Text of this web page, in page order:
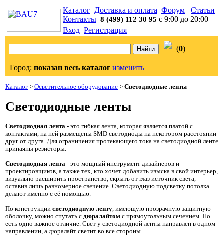
Каталог Доставка и оплата Форум
Статьи
Контакты 8 (499) 112 30 95 с 9:00 до 20:00
Вход Регистрация
(0)
Город: показан весь каталог изменить
Каталог > Осветительное оборудование > Светодиодные ленты
Светодиодные ленты
Светодиодная лента - это гибкая лента, которая является платой с
контактами, на ней размещены SMD светодиоды на некотором расстоянии
друг от друга. Для ограничения протекающего тока на светодиодной ленте
припаяны резисторы.
Светодиодная лента - это мощный инструмент дизайнеров и
проектировщиков, а также тех, кто хочет добавить изыска в свой интерьер,
визуально расширить пространство, скрыть от глаз источник света,
оставив лишь равномерное свечение. Светодиодную подсветку потолка
делают именно с её помощью.
По конструкции светодиодную ленту, имеющую прозрачную защитную
оболочку, можно спутать с дюралайтом с прямоугольным сечением. Но
есть одно важное отличие. Свет у светодиодной ленты направлен в одном
направлении, а дюралайт светит во все стороны.